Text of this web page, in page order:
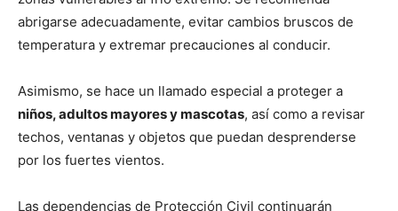
abrigarse adecuadamente, evitar cambios bruscos de
temperatura y extremar precauciones al conducir.
Asimismo, se hace un llamado especial a proteger a
niños, adultos mayores y mascotas, así como a revisar
techos, ventanas y objetos que puedan desprenderse
por los fuertes vientos.
Las dependencias de Protección Civil continuarán